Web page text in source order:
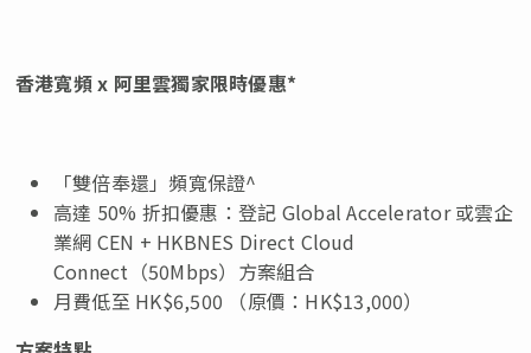
香港寬頻x 阿里雲獨家限時優惠*
「雙倍奉還」頻寬保證^
高達 50% 折扣優惠：登記 Global Accelerator 或雲企
業網 CEN + HKBNES Direct Cloud
Connect（50Mbps）方案組合
月費低至 HK$6,500 （原價：HK$13,000）